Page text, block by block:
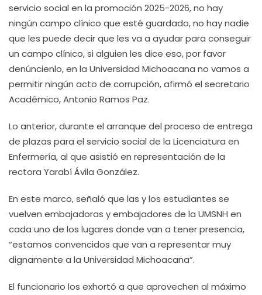
servicio social en la promoción 2025-2026, no hay
ningún campo clínico que esté guardado, no hay nadie
que les puede decir que les va a ayudar para conseguir
un campo clínico, si alguien les dice eso, por favor
denúncienlo, en la Universidad Michoacana no vamos a
permitir ningún acto de corrupción, afirmó el secretario
Académico, Antonio Ramos Paz.
Lo anterior, durante el arranque del proceso de entrega
de plazas para el servicio social de la Licenciatura en
Enfermería, al que asistió en representación de la
rectora Yarabí Ávila González.
En este marco, señaló que las y los estudiantes se
vuelven embajadoras y embajadores de la UMSNH en
cada uno de los lugares donde van a tener presencia,
“estamos convencidos que van a representar muy
dignamente a la Universidad Michoacana”.
El funcionario los exhortó a que aprovechen al máximo